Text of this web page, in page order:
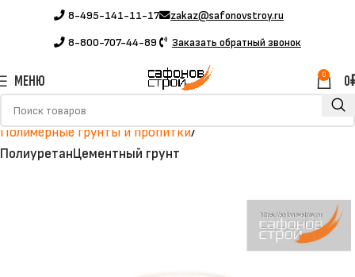
8-495-141-11-17
8-800-707-44-89
zakaz@safonovstroy.ru
Заказать обратный звонок
МЕНЮ 0 0
Главная Каталог
Полимерные грунты и пропитки
ПолиуретанЦементный грунт